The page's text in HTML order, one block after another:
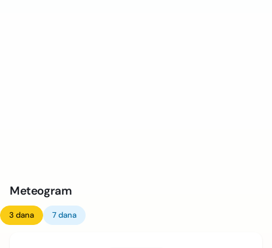
Meteogram
3 dana 7 dana